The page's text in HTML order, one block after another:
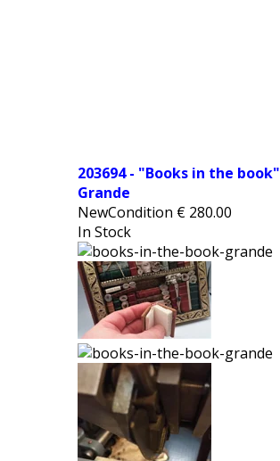
203694 - "Books in the book"
Grande
NewCondition € 280.00
In Stock